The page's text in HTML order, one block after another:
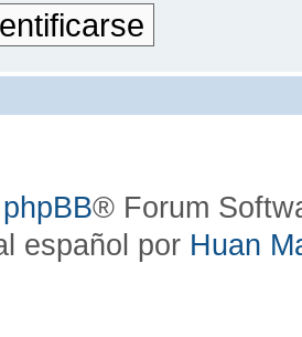
phpBB® Forum
español por Huan